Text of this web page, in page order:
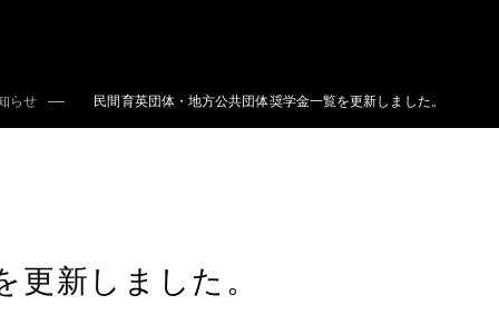
らせ 民間育英団体・地方公共団体奨学金一覧を更新しました。
更新しました。